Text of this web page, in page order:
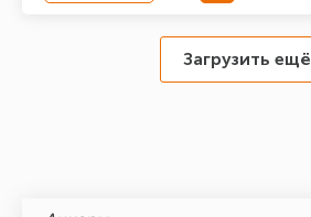
Загрузить ещё